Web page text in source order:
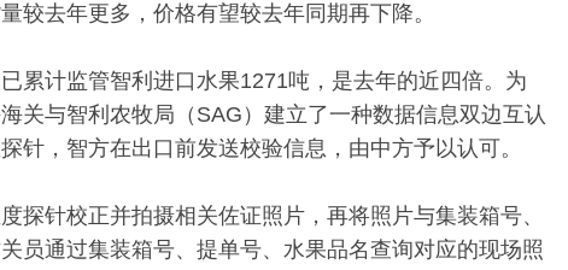
较去年更多，价格有望较去年同期再下降。
累计监管智利进口水果1271吨，是去年的近四倍。为
关与智利农牧局（SAG）建立了一种数据信息双边互认
针，智方在出口前发送校验信息，由中方予以认可。
探针校正并拍摄相关佐证照片，再将照片与集装箱号、
员通过集装箱号、提单号、水果品名查询对应的现场照